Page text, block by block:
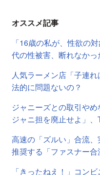
オススメ記事
「16歳の私が、性欲の
代の性被害、断れなかっ
人気ラーメン店「子連
法的に問題ないの？
ジャニーズとの取引や
ジャニ担を廃止せよ」
高速の「ズルい」合流
推奨する「ファスナー合
「きったねえ！」コン